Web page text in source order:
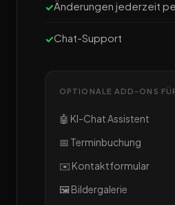
Änderungen jederzeit
Chat-Support
OPTIONALE ADD-ONS
🤖 KI-Chat Assistent
📅 Terminbuchung
✉️ Kontaktformular
🖼️ Bildergalerie